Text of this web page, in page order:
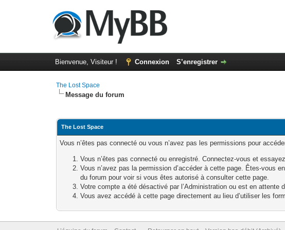
Bienvenue, Visiteur ! Connexion S’enregistrer
The Lost Space
Message du forum
The Lost Space
Vous n’êtes pas connecté ou vous n’avez pas les permissions pour
Vous n’êtes pas connecté ou enregistré. Connectez-vous et
Vous n’avez pas la permission d’accéder à cette page. Êtes-vous
du forum pour voir si vous êtes autorisé à consulter cette page.
Votre compte a été désactivé par l’Administration ou est en attente
Vous avez accédé à cette page directement au lieu d’utiliser les